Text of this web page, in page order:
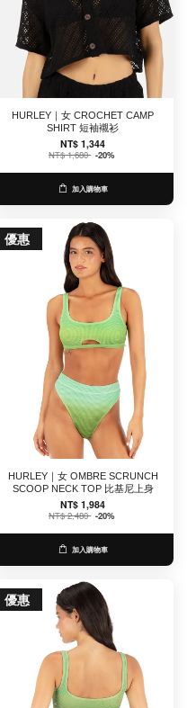
HURLEY｜女 CROCHET CAMP
SHIRT 短袖襯衫
NT$ 1,344
NT$ 1,680 -20%
加入購物車
優惠
HURLEY｜女 OMBRE SCRUNCH
SCOOP NECK TOP 比基尼上身
NT$ 1,984
NT$ 2,480 -20%
加入購物車
優惠